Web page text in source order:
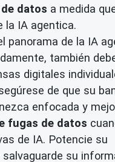
datos a medida
la IA agentica.
panorama de la IA
también
digitales
de que su
enfocada y
fugas de datos
de IA. Potencie su
su